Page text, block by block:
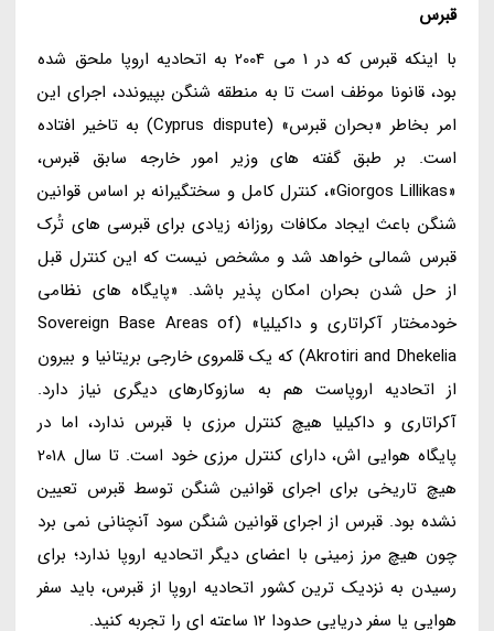
قبرس
با اینکه قبرس که در 1 می 2004 به اتحادیه اروپا ملحق شده
بود، قانونا موظف است تا به منطقه شنگن بپیوندد، اجرای این
امر بخاطر «بحران قبرس» (Cyprus dispute) به تاخیر افتاده
است. بر طبق گفته های وزیر امور خارجه سابق قبرس،
«Giorgos Lillikas»، کنترل کامل و سختگیرانه بر اساس قوانین
شنگن باعث ایجاد مکافات روزانه زیادی برای قبرسی های تُرک
قبرس شمالی خواهد شد و مشخص نیست که این کنترل قبل
از حل شدن بحران امکان پذیر باشد. «پایگاه های نظامی
خودمختار آکراتاری و داکیلیا» (Sovereign Base Areas of
Akrotiri and Dhekelia) که یک قلمروی خارجی بریتانیا و بیرون
از اتحادیه اروپاست هم به سازوکارهای دیگری نیاز دارد.
آکراتاری و داکیلیا هیچ کنترل مرزی با قبرس ندارد، اما در
پایگاه هوایی اش، دارای کنترل مرزی خود است. تا سال 2018
هیچ تاریخی برای اجرای قوانین شنگن توسط قبرس تعیین
نشده بود. قبرس از اجرای قوانین شنگن سود آنچنانی نمی برد
چون هیچ مرز زمینی با اعضای دیگر اتحادیه اروپا ندارد؛ برای
رسیدن به نزدیک ترین کشور اتحادیه اروپا از قبرس، باید سفر
هوایی یا سفر دریایی حدودا 12 ساعته ای را تجربه کنید.